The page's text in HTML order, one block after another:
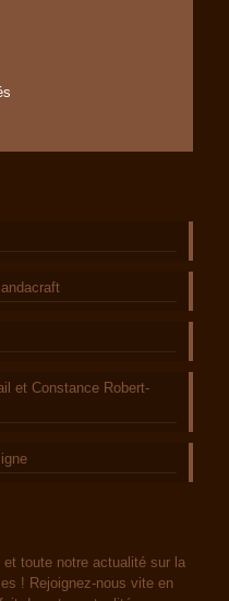
et Constance Robert-
toute notre actualité sur la
! Rejoignez-nous vite en